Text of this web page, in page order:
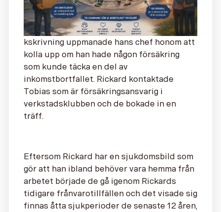
kskrivning uppmanade hans chef honom att
kolla upp om han hade någon försäkring
som kunde täcka en del av
inkomstbortfallet. Rickard kontaktade
Tobias som är försäkringsansvarig i
verkstadsklubben och de bokade in en
träff.
Eftersom Rickard har en sjukdomsbild som
gör att han ibland behöver vara hemma från
arbetet började de gå igenom Rickards
tidigare frånvarotillfällen och det visade sig
finnas åtta sjukperioder de senaste 12 åren,